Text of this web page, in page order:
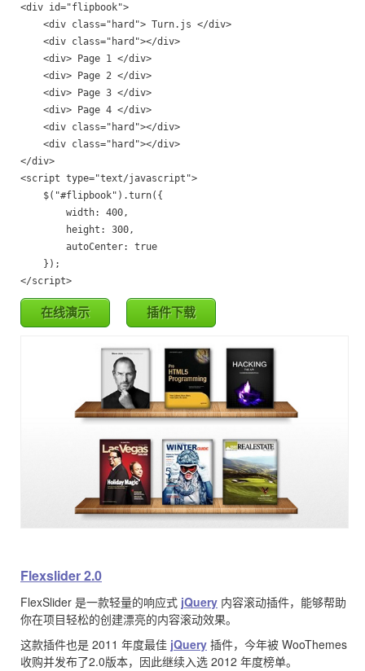
<div id="flipbook">
</div>
<script type="text/javascript">
在线演示 插件下载
Flexslider 2.0
FlexSlider 是一款轻量的响应式 jQuery 内容滚动插件，能够帮助
你在项目轻松的创建漂亮的内容滚动效果。
这款插件也是 2011 年度最佳 jQuery 插件，今年被 WooThemes
收购并发布了2.0版本，因此继续入选 2012 年度榜单。